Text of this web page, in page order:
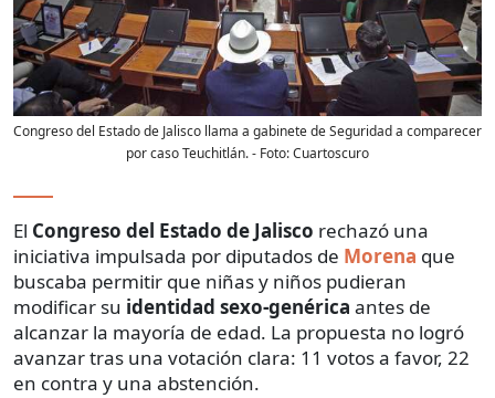
Congreso del Estado de Jalisco llama a gabinete de Seguridad a comparecer
por caso Teuchitlán.- Foto:Cuartoscuro
El Congreso del Estado de Jalisco rechazó una
iniciativa impulsada por diputados de Morena que
buscaba permitir que niñas y niños pudieran
modificar su identidad sexo-genérica antes de
alcanzar la mayoría de edad. La propuesta no logró
avanzar tras una votación clara: 11 votos a favor, 22
en contra y una abstención.